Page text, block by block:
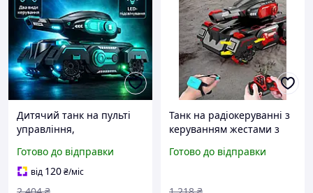
Дитячий танк на пульті
управління,
зі звуковими ефектами та
підсвічуванням,
стріляючий орбізами
Готово до відправки
від 120₴/міс
Танк на радіокеруванні з
керуванням жестами з
Water bomb стріляючий
Готово до відправки